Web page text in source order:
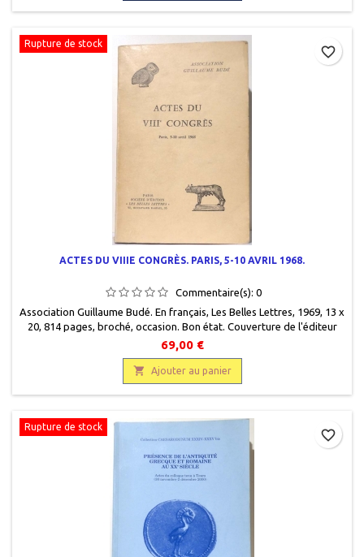
Rupture de stock
ACTES DU VIIIE CONGRÈS. PARIS, 5-10 AVRIL 1968.
Commentaire(s): 0
Association Guillaume Budé. En français, Les Belles Lettres, 1969, 13 x
20, 814 pages, broché, occasion. Bon état. Couverture de l'éditeur
légèrement défraîchie.
69,00 €
 Ajouter au panier
favorite_border
Rupture de stock
favorite_border